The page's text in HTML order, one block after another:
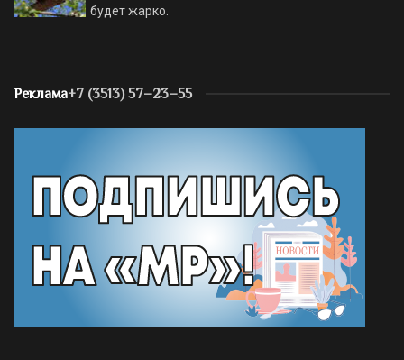
будет жарко.
Реклама+7 (3513) 57–23–55